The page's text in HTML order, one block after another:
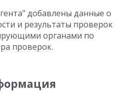
добавлены данные о
и результаты проверок
органами по
проверок.